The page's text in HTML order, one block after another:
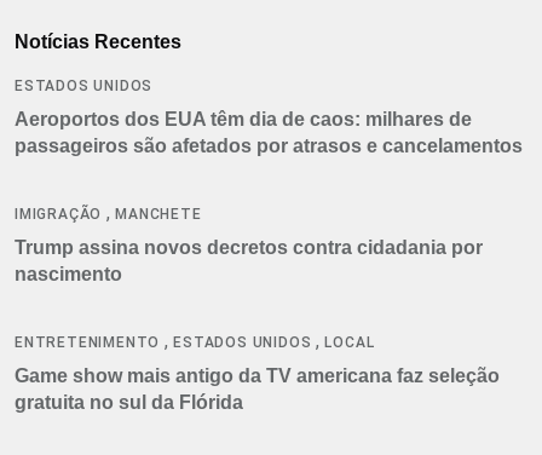
Notícias Recentes
ESTADOS UNIDOS
Aeroportos dos EUA têm dia de caos: milhares de
passageiros são afetados por atrasos e cancelamentos
IMIGRAÇÃO ,MANCHETE
Trump assina novos decretos contra cidadania por
nascimento
ENTRETENIMENTO ,ESTADOS UNIDOS ,LOCAL
Game show mais antigo da TV americana faz seleção
gratuita no sul da Flórida